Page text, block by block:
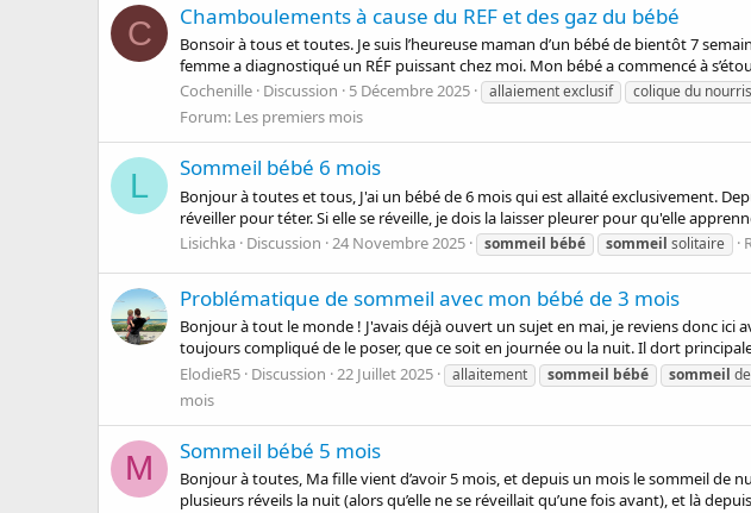
C Chamboulements à cause du REF et des gaz du bébé
Bonsoir à tous et toutes. Je suis l’heureuse maman d’un bébé de bientôt 7
femme a diagnostiqué un RÉF puissant chez moi. Mon bébé a commencé à
Cochenille Discussion 5 Décembre 2025 allaiement exclusif colique du
Forum: Les premiers mois
L Sommeil bébé 6 mois
Bonjour à toutes et tous, J'ai un bébé de 6 mois qui est allaité exclusivement.
réveiller pour téter. Si elle se réveille, je dois la laisser pleurer pour qu'elle
Lisichka Discussion 24 Novembre 2025 sommeil bébé sommeil solitaire
Problématique de sommeil avec mon bébé de 3 mois
Bonjour à tout le monde ! J'avais déjà ouvert un sujet en mai, je reviens donc
toujours compliqué de le poser, que ce soit en journée ou la nuit. Il dort
ElodieR5 Discussion 22 Juillet 2025 allaitement sommeil bébé sommeil
mois
M Sommeil bébé 5 mois
Bonjour à toutes, Ma fille vient d’avoir 5 mois, et depuis un mois le sommeil de
plusieurs réveils la nuit (alors qu’elle ne se réveillait qu’une fois avant), et là